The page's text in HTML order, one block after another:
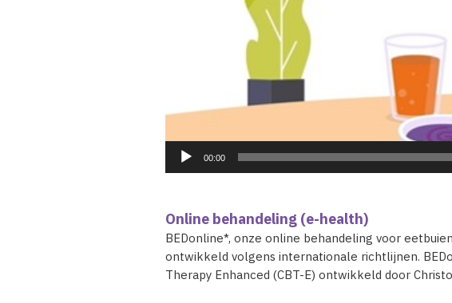
00:00
Online behandeling (e-health)
BEDonline*, onze online behandeling voor
ontwikkeld volgens internationale richtlijnen.
Therapy Enhanced (CBT-E) ontwikkeld door